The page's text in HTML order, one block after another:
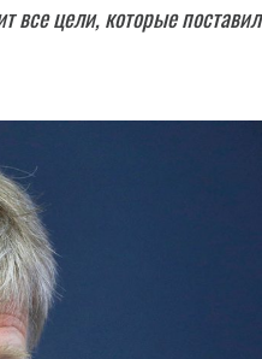
все цели, которые поставил